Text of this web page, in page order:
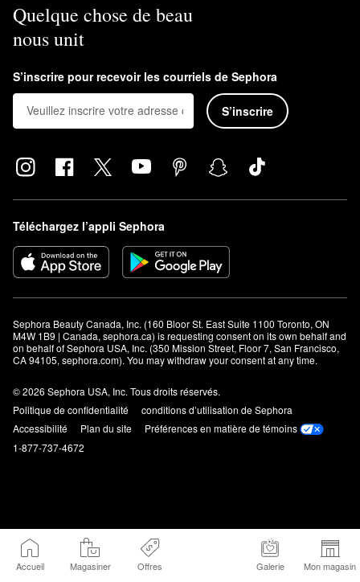
Accueil Magasiner Offres Galerie Mon magasin
Quelque chose de beau
nous unit
S’inscrire pour recevoir les courriels de Sephora
S’inscrire
Téléchargez l’appli Sephora
Sephora Beauty Canada, Inc. (160 Bloor St. East Suite 1100 Toronto, ON
M4W 1B9 | Canada, sephora.ca) is requesting consent on its own behalf and
on behalf of Sephora USA, Inc. (350 Mission Street, Floor 7, San Francisco,
CA 94105, sephora.com). You may withdraw your consent at any time.
© 2026 Sephora USA, Inc. Tous droits réservés.
Politique de confidentialité
conditions d’utilisation de Sephora
Accessibilité
Plan du site
Préférences en matière de témoins
1-877-737-4672